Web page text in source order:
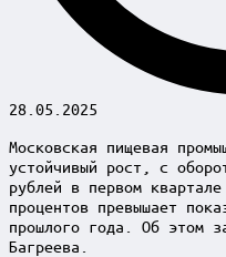
28.05.2025
Московская пищевая
устойчивый рост, с
рублей в первом
процентов превышает
прошлого года. Об этом
Багреева.